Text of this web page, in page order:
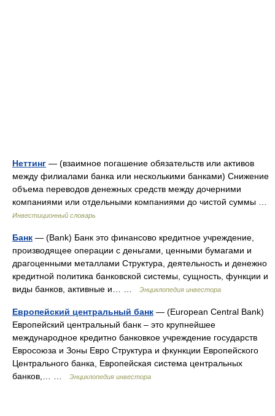
Неттинг — (взаимное погашение обязательств или активов
между филиалами банка или несколькими банками) Снижение
объема переводов денежных средств между дочерними
компаниями или отдельными компаниями до чистой суммы …
Инвестиционный словарь
Банк — (Bank) Банк это финансово кредитное учреждение,
производящее операции с деньгами, ценными бумагами и
драгоценными металлами Структура, деятельность и денежно
кредитной политика банковской системы, сущность, функции и
виды банков, активные и… …
Энциклопедия инвестора
Европейский центральный банк — (European Central Bank)
Европейский центральный банк – это крупнейшее
международное кредитно банковкое учреждение государств
Евросоюза и Зоны Евро Структура и фкункции Европейского
Центрального банка, Европейская система центральных
банков,… …
Энциклопедия инвестора